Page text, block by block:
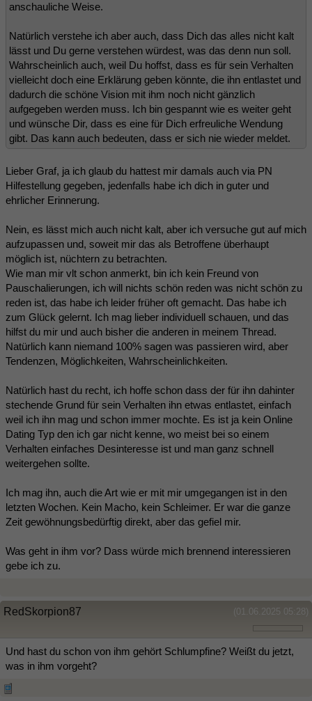
anschauliche Weise.
Natürlich verstehe ich aber auch, dass Dich das alles nicht kalt
lässt und Du gerne verstehen würdest, was das denn nun soll.
Wahrscheinlich auch, weil Du hoffst, dass es für sein Verhalten
vielleicht doch eine Erklärung geben könnte, die ihn entlastet und
dadurch die schöne Vision mit ihm noch nicht gänzlich
aufgegeben werden muss. Ich bin gespannt wie es weiter geht
und wünsche Dir, dass es eine für Dich erfreuliche Wendung
gibt. Das kann auch bedeuten, dass er sich nie wieder meldet.
Lieber Graf, ja ich glaub du hattest mir damals auch via PN
Hilfestellung gegeben, jedenfalls habe ich dich in guter und
ehrlicher Erinnerung.
Nein, es lässt mich auch nicht kalt, aber ich versuche gut auf mich
aufzupassen und, soweit mir das als Betroffene überhaupt
möglich ist, nüchtern zu betrachten.
Wie man mir vlt schon anmerkt, bin ich kein Freund von
Pauschalierungen, ich will nichts schön reden was nicht schön zu
reden ist, das habe ich leider früher oft gemacht. Das habe ich
zum Glück gelernt. Ich mag lieber individuell schauen, und das
hilfst du mir und auch bisher die anderen in meinem Thread.
Natürlich kann niemand 100% sagen was passieren wird, aber
Tendenzen, Möglichkeiten, Wahrscheinlichkeiten.
Natürlich hast du recht, ich hoffe schon dass der für ihn dahinter
stechende Grund für sein Verhalten ihn etwas entlastet, einfach
weil ich ihn mag und schon immer mochte. Es ist ja kein Online
Dating Typ den ich gar nicht kenne, wo meist bei so einem
Verhalten einfaches Desinteresse ist und man ganz schnell
weitergehen sollte.
Ich mag ihn, auch die Art wie er mit mir umgegangen ist in den
letzten Wochen. Kein Macho, kein Schleimer. Er war die ganze
Zeit gewöhnungsbedürftig direkt, aber das gefiel mir.
Was geht in ihm vor? Dass würde mich brennend interessieren
gebe ich zu.
(01.06.2025 05:28)
RedSkorpion87
Und hast du schon von ihm gehört Schlumpfine? Weißt du jetzt,
was in ihm vorgeht?